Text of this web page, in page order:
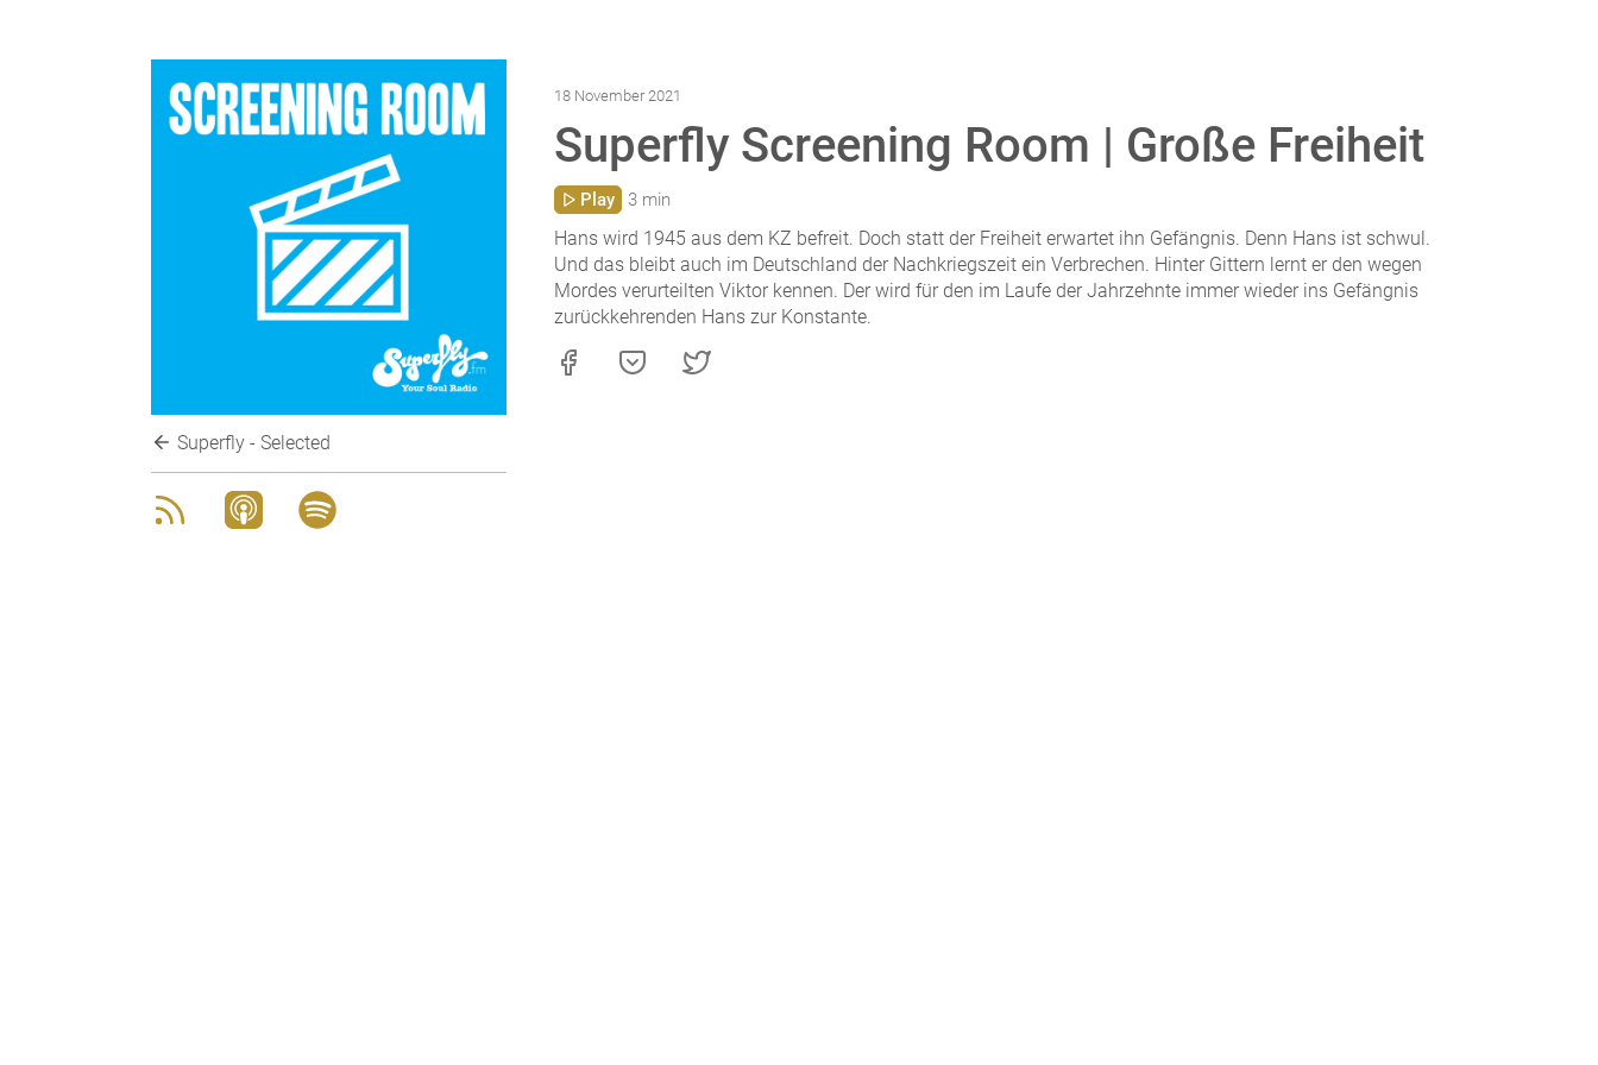
Superfly - Selected
18 November 2021
Superfly Screening Room | Große Freiheit
Play 3 min
Hans wird 1945 aus dem KZ befreit. Doch statt der Freiheit erwartet ihn Gefängnis. Denn Hans ist schwul.
Und das bleibt auch im Deutschland der Nachkriegszeit ein Verbrechen. Hinter Gittern lernt er den wegen
Mordes verurteilten Viktor kennen. Der wird für den im Laufe der Jahrzehnte immer wieder ins Gefängnis
zurückkehrenden Hans zur Konstante.